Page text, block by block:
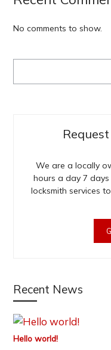
No comments to show.
We are a locally
hours a day 7
locksmith services
Recent News
Hello world!